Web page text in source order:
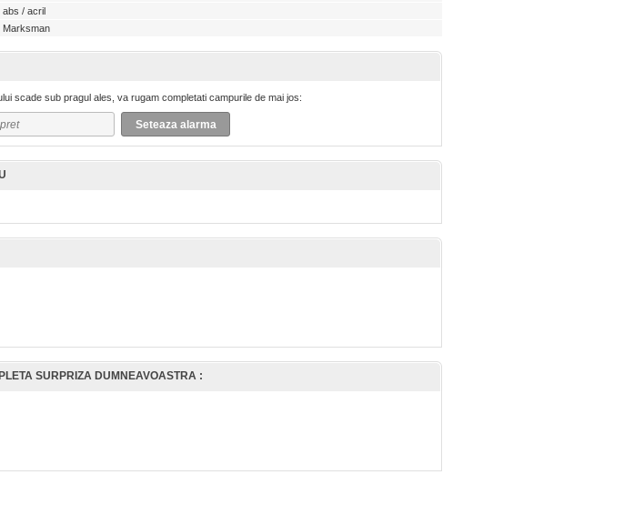
abs / acril
Marksman
scade sub pragul ales, va rugam completati campurile de mai jos:
SURPRIZA DUMNEAVOASTRA :